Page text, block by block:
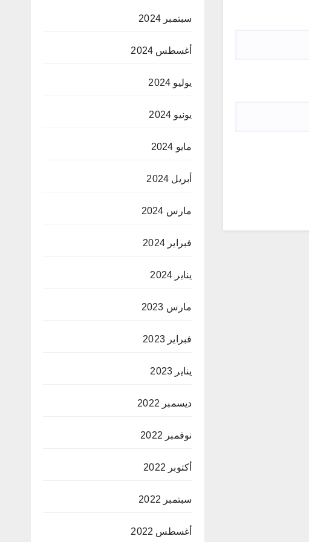
سبتمبر 2024
أغسطس 2024
يوليو 2024
يونيو 2024
مايو 2024
أبريل 2024
مارس 2024
فبراير 2024
يناير 2024
مارس 2023
فبراير 2023
يناير 2023
ديسمبر 2022
نوفمبر 2022
أكتوبر 2022
سبتمبر 2022
أغسطس 2022